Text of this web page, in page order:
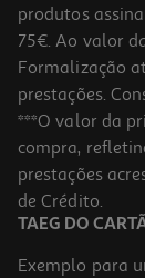
produtos
75€. Ao valor
Formalização
prestações.
***O valor da
compra,
prestações
de Crédito.
TAEG DO
Exemplo para